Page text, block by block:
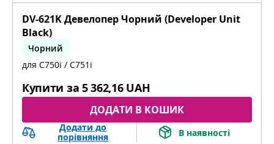
DV-621K Девелопер Чорний (Developer Unit
Black)
Чорний
bizhub C451i, bizhub C551i, bizhub C651i
для C750i / C751i
Купити за 5 362,16 UAH
ДОДАТИ В КОШИК
Додати до
порівняння
В наявності